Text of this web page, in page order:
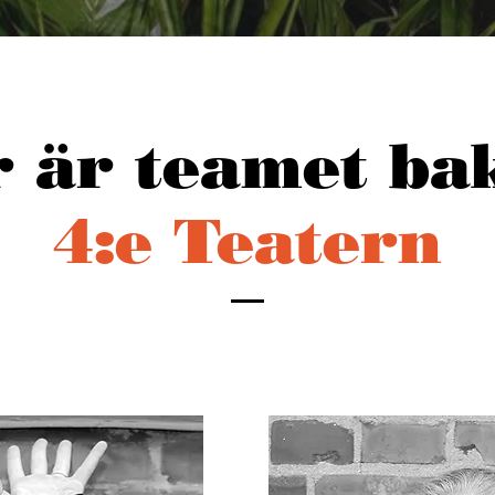
är teamet
4:e Teatern